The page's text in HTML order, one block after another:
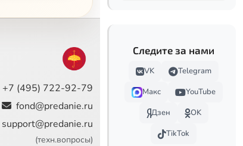
+7 (495) 722-92-79
fond@predanie.ru
support@predanie.ru
(техн.вопросы)
Следите за нами
VK
Telegram
Макс
YouTube
Дзен
OK
TikTok